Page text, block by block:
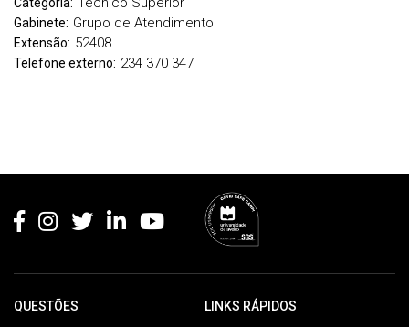
Gabinete: Grupo de Atendimento
Extensão: 52408
Telefone externo: 234 370 347
QUESTÕES LINKS RÁPIDOS